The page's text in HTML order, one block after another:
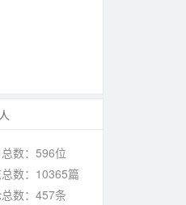
数：596位
数：10365篇
数：457条